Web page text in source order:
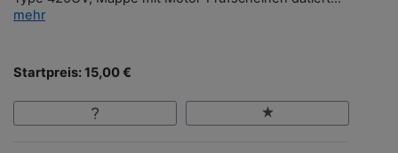
mehr
Startpreis: 15,00 €